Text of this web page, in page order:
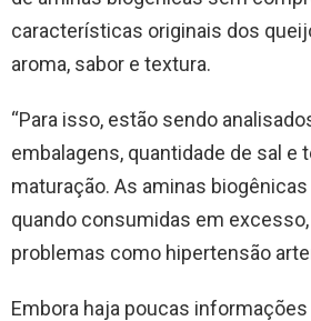
características originais dos
aroma, sabor e textura.
“Para isso, estão sendo
embalagens, quantidade de sal e
maturação. As aminas
quando consumidas em
problemas como hipertensão
Embora haja poucas